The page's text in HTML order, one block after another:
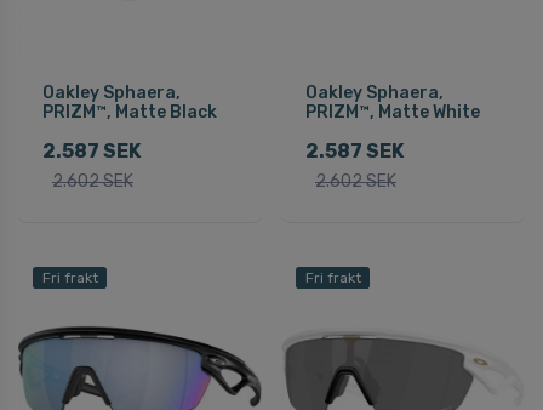
Oakley Sphaera,
PRIZM™, Matte Black
2.587 SEK
2.602 SEK
Oakley Sphaera,
PRIZM™, Matte White
2.587 SEK
2.602 SEK
Fri frakt Fri frakt